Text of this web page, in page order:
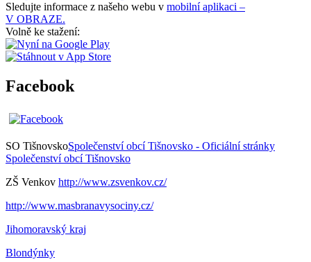
Sledujte informace z našeho webu v mobilní aplikaci –
V OBRAZE.
Volně ke stažení:
Facebook
SO TišnovskoSpolečenství obcí Tišnovsko - Oficiální stránky
Společenství obcí Tišnovsko
ZŠ Venkov http://www.zsvenkov.cz/
http://www.masbranavysociny.cz/
Jihomoravský kraj
Blondýnky